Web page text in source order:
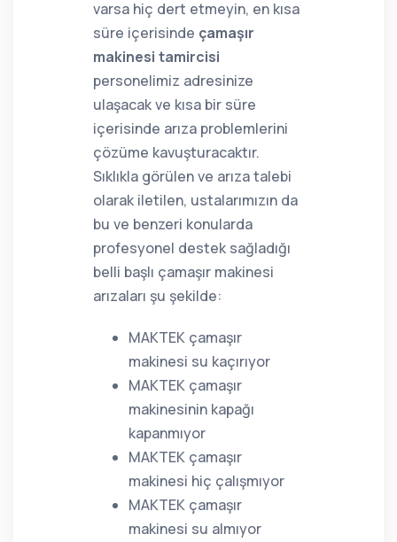
varsa hiç dert etmeyin, en kısa
süre içerisinde çamaşır
makinesi tamircisi
personelimiz adresinize
ulaşacak ve kısa bir süre
içerisinde arıza problemlerini
çözüme kavuşturacaktır.
Sıklıkla görülen ve arıza talebi
olarak iletilen, ustalarımızın da
bu ve benzeri konularda
profesyonel destek sağladığı
belli başlı çamaşır makinesi
arızaları şu şekilde:
MAKTEK çamaşır
makinesi su kaçırıyor
MAKTEK çamaşır
makinesinin kapağı
kapanmıyor
MAKTEK çamaşır
makinesi hiç çalışmıyor
MAKTEK çamaşır
makinesi su almıyor